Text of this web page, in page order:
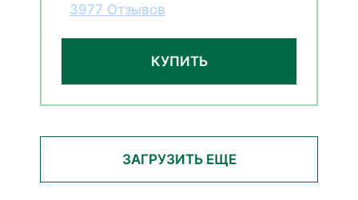
3977 Отзывов
КУПИТЬ
ЗАГРУЗИТЬ ЕЩЕ